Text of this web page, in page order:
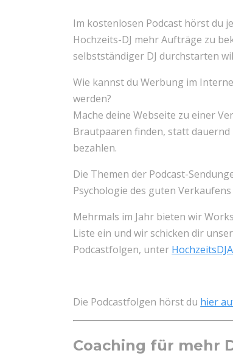
Im kostenlosen Podcast hörst du
Hochzeits-DJ mehr Aufträge zu
selbstständiger DJ durchstarten
Wie kannst du Werbung im
werden?
Mache deine Webseite zu einer
Brautpaaren finden, statt
bezahlen.
Die Themen der Podcast-
Psychologie des guten
Mehrmals im Jahr bieten wir
Liste ein und wir schicken dir
Podcastfolgen, unter
Die Podcastfolgen hörst du hier
Coaching für mehr